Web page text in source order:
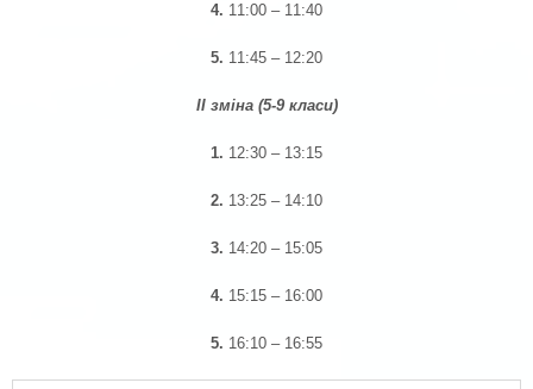
4. 11:00 – 11:40
5. 11:45 – 12:20
ІІ зміна (5-9 класи)
1. 12:30 – 13:15
2. 13:25 – 14:10
3. 14:20 – 15:05
4. 15:15 – 16:00
5. 16:10 – 16:55